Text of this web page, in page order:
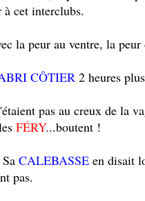
cet interclubs.
la peur au ventre, la peur
CÔTIER 2 heures
pas au creux de la
FÉRY...boutent !
CALEBASSE en disait
pas.